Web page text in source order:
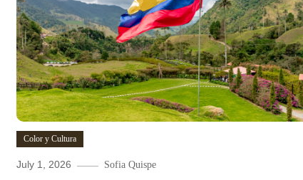
Color y Cultura
July 1, 2026 Sofia Quispe